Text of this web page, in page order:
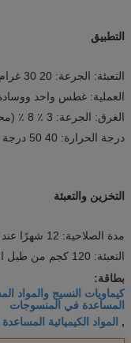
التطبيق
التعبئة: الجرعة: 20 30 غرام/ لتر (10٪ محلول) درجة الحرارة: 30 40 °C
العملية: غطس واحد
الغرق: الجرعة: 3 ٪ 8 ٪ (محلول 10 ٪) نسبة الكحول: 1: 10 ٪ 15
درجة الحرارة: 40 50 درجة مئوية الوقت: 30 دقيقة
التخزين والتعبئة
مدة الصلاحية: 12 شهرًا عند تخزينها في مستودع بارد وجاف ومظلم
التعبئة: 120 كجم من طبل البلاستيك
بطاقة:
كيماويات النسيج والمواد
المساعدة في المنسوجات
, المواد الكيميائية